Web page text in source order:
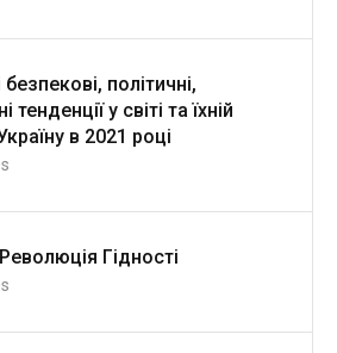
політичні,
тенденції у світі та їхній
в 2021 році
Гідності